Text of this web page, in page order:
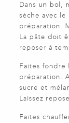
Dans un bol,
sèche avec
préparation.
La pâte doit
reposer à
Faites fondre
préparation.
sucre et
Laissez
Faites